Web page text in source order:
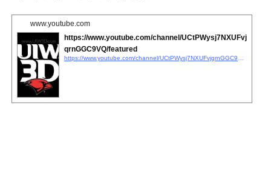
www.youtube.com
https://www.youtube.com/channel/UCtPWysj7NXUFvj
qrnGGC9VQ/featured